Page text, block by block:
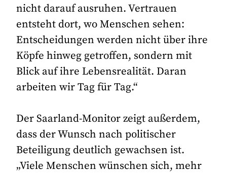
nicht darauf ausruhen. Vertrauen
entsteht dort, wo Menschen sehen:
Entscheidungen werden nicht über ihre
Köpfe hinweg getroffen, sondern mit
Blick auf ihre Lebensrealität. Daran
arbeiten wir Tag für Tag.“
Der Saarland-Monitor zeigt außerdem,
dass der Wunsch nach politischer
Beteiligung deutlich gewachsen ist.
„Viele Menschen wünschen sich, mehr